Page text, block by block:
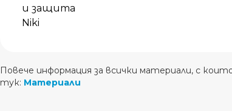
и защита
Niki
Повече информация за всички материали, с
тук: Материали